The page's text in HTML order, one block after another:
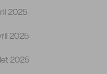
2025
2025
2025